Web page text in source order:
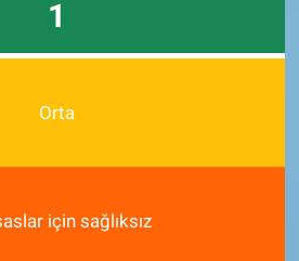
1
Orta
için sağlıksız